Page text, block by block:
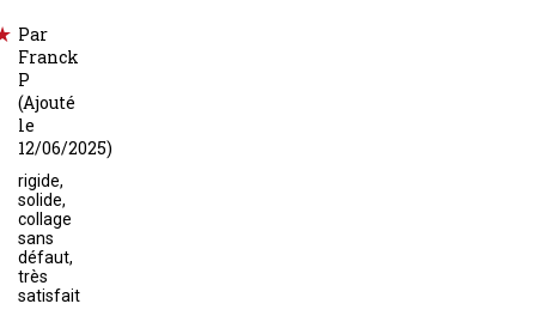
Par
Franck
P
(Ajouté
le
12/06/2025)
rigide,
solide,
collage
sans
défaut,
très
satisfait